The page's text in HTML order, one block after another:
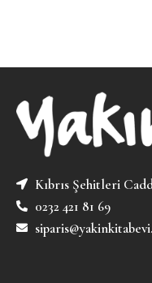
Kıbrıs Şehitleri
0232 421 81 69